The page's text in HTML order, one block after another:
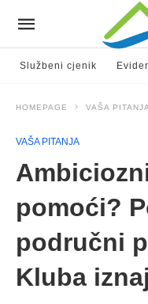
Službeni cjenik
HOMEPAGE VAŠA PITANJA
VAŠA PITANJA
pomoći?
područni
Kluba